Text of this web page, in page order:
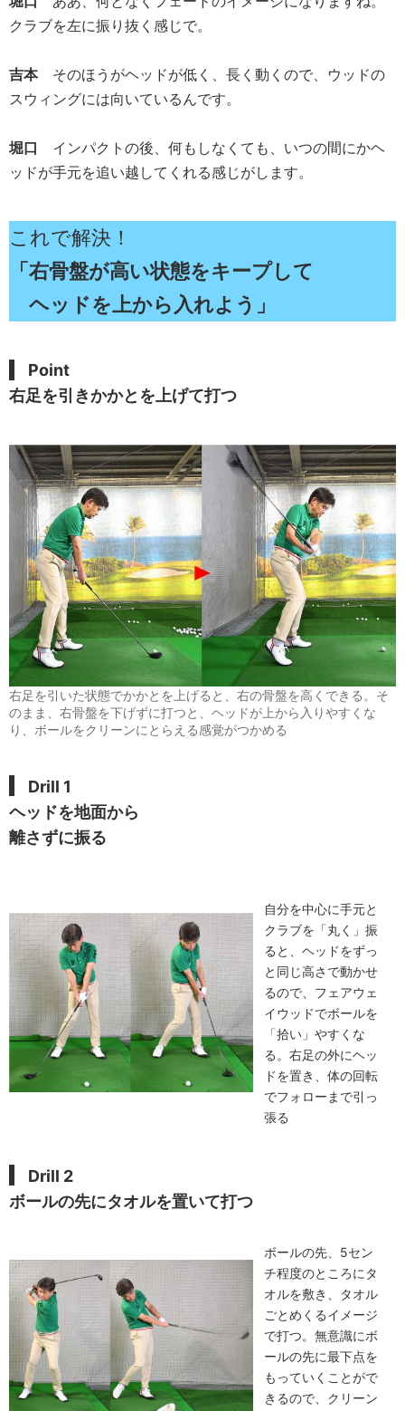
クラブを左に振り抜く感じで。
吉本そのほうがヘッドが低く、長く動くので、ウッドの
スウィングには向いているんです。
堀口 インパクトの後、何もしなくても、いつの間にかヘ
ッドが手元を追い越してくれる感じがします。
これで解決！
「右骨盤が高い状態をキープして
ヘッドを上から入れよう」
Point
右足を引きかかとを上げて打つ
右足を引いた状態でかかとを上げると、右の骨盤を高くできる。そ
のまま、右骨盤を下げずに打つと、ヘッドが上から入りやすくな
り、ボールをクリーンにとらえる感覚がつかめる
Drill 1
ヘッドを地面から
離さずに振る
自分を中心に手元と
クラブを「丸く」振
ると、ヘッドをずっ
と同じ高さで動かせ
るので、フェアウェ
イウッドでボールを
「拾い」やすくな
る。右足の外にヘッ
ドを置き、体の回転
でフォローまで引っ
張る
Drill 2
ボールの先にタオルを置いて打つ
ボールの先、5セン
チ程度のところにタ
オルを敷き、タオル
ごとめくるイメージ
で打つ。無意識にボ
ールの先に最下点を
もっていくことがで
きるので、クリーン